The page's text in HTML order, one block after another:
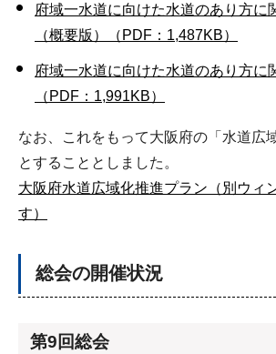
府域一水道に向けた水道のあり方に
（概要版）（PDF：1,487KB）
府域一水道に向けた水道のあり方に
（PDF：1,991KB）
なお、これをもって大阪府の「水道広
とすることとしました。
大阪府水道広域化推進プラン（別ウィ
す）
総会の開催状況
第9回総会